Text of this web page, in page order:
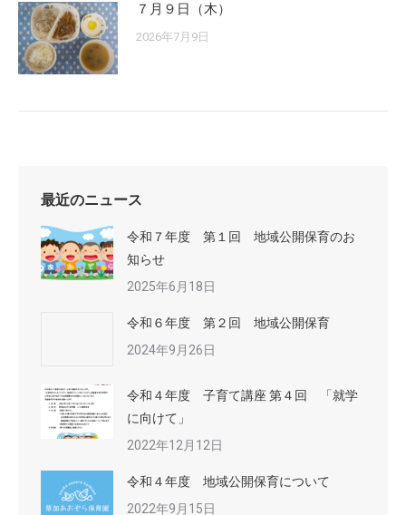
７月９日（木）
2026年7月9日
最近のニュース
令和７年度 第１回 地域公開保育のお
知らせ
2025年6月18日
令和６年度 第２回 地域公開保育
2024年9月26日
令和４年度 子育て講座 第４回 「就学
に向けて」
2022年12月12日
令和４年度 地域公開保育について
2022年9月15日